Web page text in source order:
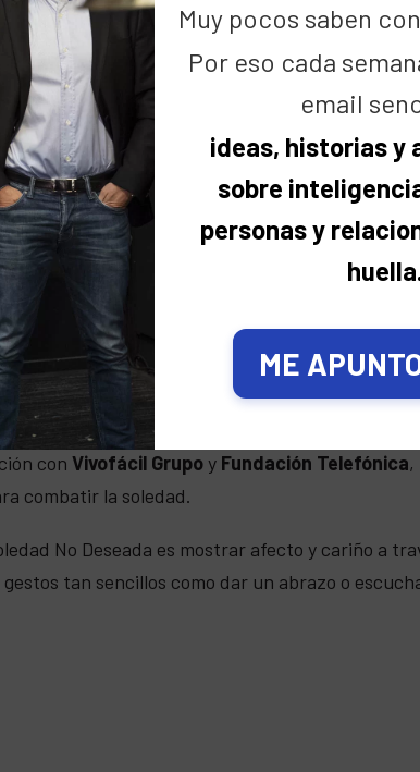
1938 sobre la salud y la felicidad de las
referirse a personas que fallecen en soledad y
oficial creada en Reino Unido que vigila
placer sumar en la
con Vivofácil Grupoy Fundación Telefónica,
combatir la soledad.
No Deseada es mostrar afecto y cariño a
gestos tan sencillos como dar un abrazo o
Muy pocos saben
Por eso cada
email
ideas, historias y
sobre
personas y
ME